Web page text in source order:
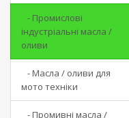
І-40А
І-50А
М-10ДМ
М-14В2
М-8В
МГЕ-46 +4
- Промислові
індустріальні масла /
оливи
- Масла / оливи для
мото техніки
- Промивні масла /